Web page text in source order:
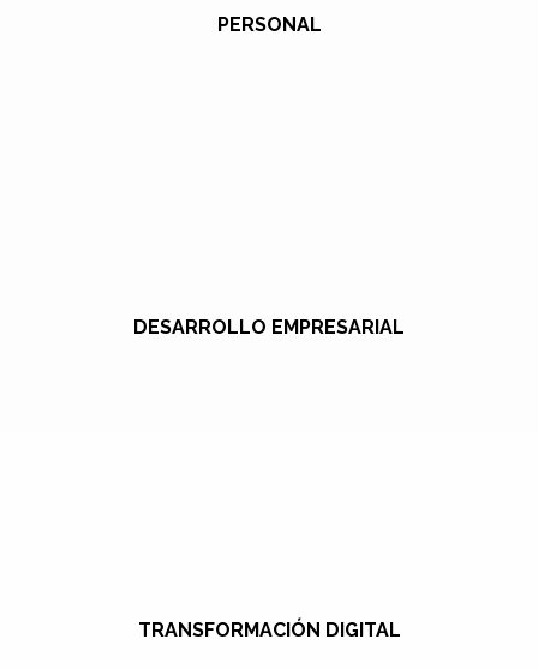
PERSONAL
DESARROLLO EMPRESARIAL
TRANSFORMACIÓN DIGITAL